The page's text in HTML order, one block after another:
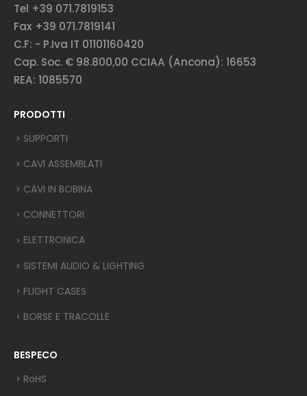
Tel +39 071.7819153
Fax +39 071.7819141
C.F: - P.Iva IT 01101160420
Cap. Soc. € 98.800,00 CCIAA (Ancona): 16653
REA: 1085570
PRODOTTI
SUPPORTI
CAVI ASSEMBLATI
CAVI IN BOBINA
CONNETTORI
ELETTRONICA
SISTEMI AUDIO & LIGHTING
FLIGHT CASES
BORSE E TRACOLLE
BESPECO
RoHS